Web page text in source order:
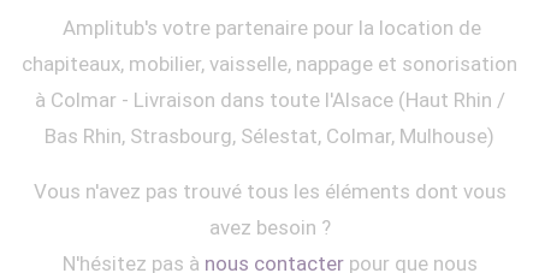
Amplitub's votre partenaire pour la location de
chapiteaux, mobilier, vaisselle, nappage et sonorisation
à Colmar - Livraison dans toute l'Alsace (Haut Rhin /
Bas Rhin, Strasbourg, Sélestat, Colmar, Mulhouse)
Vous n'avez pas trouvé tous les éléments dont vous
avez besoin ?
N'hésitez pas à nous contacterpour que nous